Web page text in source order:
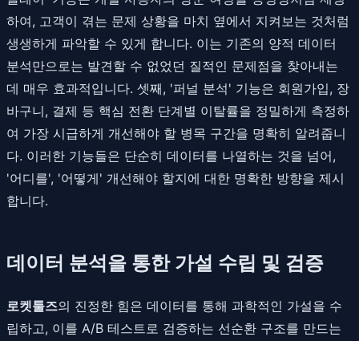
하여, 고객이 겪는 문제 상황을 마치 옆에서 지켜보는 것처럼
생생하게 파악할 수 있게 합니다. 이는 기존의 양적 데이터
분석만으로는 발견할 수 없었던 질적인 문제점을 찾아내는
데 매우 효과적입니다. 셋째, '퍼널 분석' 기능은 회원가입, 장
바구니, 결제 등 핵심 전환 단계별 이탈률을 정밀하게 측정하
여 가장 시급하게 개선해야 할 병목 구간을 명확히 알려줍니
다. 이러한 기능들은 단순히 데이터를 나열하는 것을 넘어,
'어디를', '어떻게' 개선해야 할지에 대한 명확한 방향을 제시
합니다.
데이터 분석을 통한 가설 수립 및 검증
로켓툴즈의 진정한 힘은 데이터를 통해 과학적인 가설을 수
립하고, 이를 A/B 테스트로 검증하는 선순환 구조를 만드는